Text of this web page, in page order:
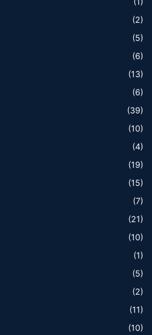
(2)
(5)
(6)
(13)
(6)
(39)
(10)
(4)
(19)
(15)
(7)
(21)
(10)
(1)
(5)
(2)
(11)
(10)